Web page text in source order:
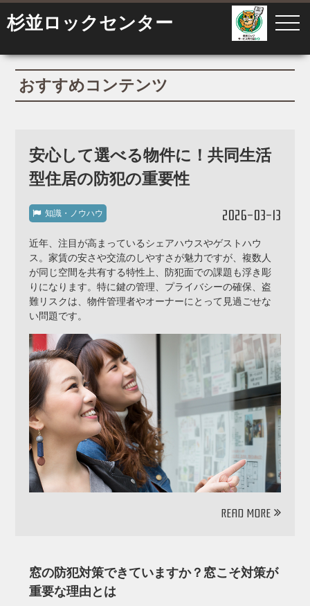
杉並ロックセンター
おすすめコンテンツ
安心して選べる物件に！共同生活
型住居の防犯の重要性
知識・ノウハウ 2026-03-13
近年、注目が高まっているシェアハウスやゲストハウ
ス。家賃の安さや交流のしやすさが魅力ですが、複数人
が同じ空間を共有する特性上、防犯面での課題も浮き彫
りになります。特に鍵の管理、プライバシーの確保、盗
難リスクは、物件管理者やオーナーにとって見過ごせな
い問題です。
READ MORE
窓の防犯対策できていますか？窓こそ対策が
重要な理由とは